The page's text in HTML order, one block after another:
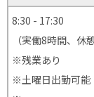
8:30 - 17:30
（実働8時間、休
※残業あり
※土曜日出勤可能